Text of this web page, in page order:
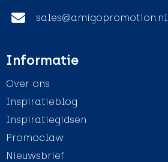
sales@amigopromotion.nl
Informatie
Over ons
Inspiratieblog
Inspiratiegidsen
Promoclaw
Nieuwsbrief